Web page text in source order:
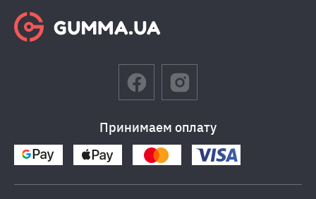
Принимаем оплату